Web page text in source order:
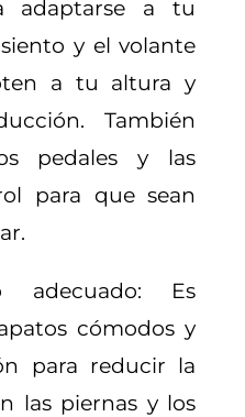
adaptarse a tu
y el volante
a tu altura y
También
pedales y las
para que sean
adecuado: Es
cómodos y
para reducir la
las piernas y los